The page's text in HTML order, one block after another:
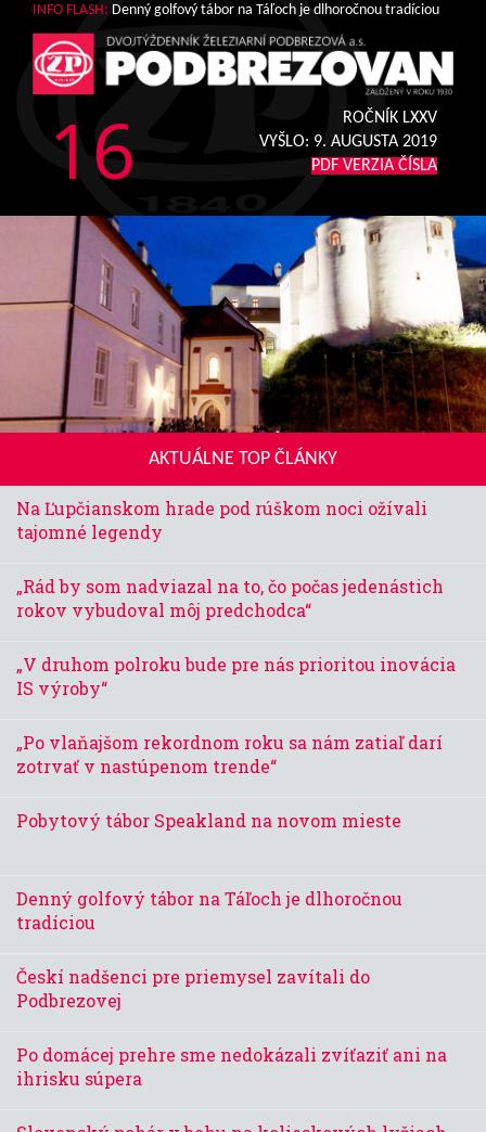
INFO FLASH: Denný golfový tábor na Táľoch je dlhoročnou tradíciou
16
ROČNÍK LXXV
VYŠLO: 9. AUGUSTA 2019
PDF VERZIA ČÍSLA
AKTUÁLNE TOP ČLÁNKY
Na Ľupčianskom hrade pod rúškom noci ožívali
tajomné legendy
„Rád by som nadviazal na to, čo počas jedenástich
rokov vybudoval môj predchodca“
„V druhom polroku bude pre nás prioritou inovácia
IS výroby“
„Po vlaňajšom rekordnom roku sa nám zatiaľ darí
zotrvať v nastúpenom trende“
Pobytový tábor Speakland na novom mieste
Denný golfový tábor na Táľoch je dlhoročnou
tradíciou
Českí nadšenci pre priemysel zavítali do
Podbrezovej
Po domácej prehre sme nedokázali zvíťaziť ani na
ihrisku súpera